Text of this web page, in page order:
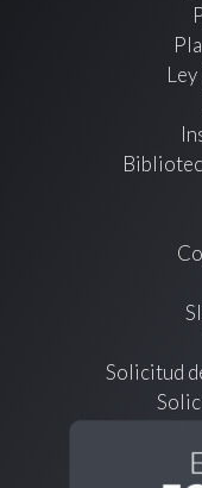
Solicitud